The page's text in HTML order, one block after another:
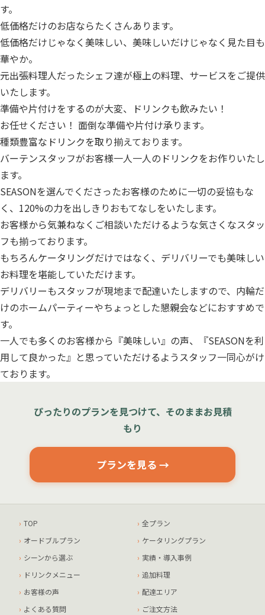
す。
低価格だけのお店ならたくさんあります。
低価格だけじゃなく美味しい、美味しいだけじゃなく見た目も
華やか。
元出張料理人だったシェフ達が極上の料理、サービスをご提供
いたします。
準備や片付けをするのが大変、ドリンクも飲みたい！
お任せください！ 面倒な準備や片付け承ります。
種類豊富なドリンクを取り揃えております。
バーテンスタッフがお客様一人一人のドリンクをお作りいたし
ます。
SEASONを選んでくださったお客様のために一切の妥協もな
く、120%の力を出しきりおもてなしをいたします。
お客様から気兼ねなくご相談いただけるような気さくなスタッ
フも揃っております。
もちろんケータリングだけではなく、デリバリーでも美味しい
お料理を堪能していただけます。
デリバリーもスタッフが現地まで配達いたしますので、内輪だ
けのホームパーティーやちょっとした懇親会などにおすすめで
す。
一人でも多くのお客様から『美味しい』の声、『SEASONを利
用して良かった』と思っていただけるようスタッフ一同心がけ
ております。
ぴったりのプランを見つけて、そのままお見積
もり
プランを見る →
TOP
全プラン
オードブルプラン
ケータリングプラン
シーンから選ぶ
実績・導入事例
ドリンクメニュー
追加料理
お客様の声
配達エリア
よくある質問
ご注文方法